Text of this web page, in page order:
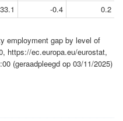
33.1 -0.4
0.2
employment gap by level of
https://ec.europa.eu/eurostat,
(geraadpleegd op 03/11/2025)